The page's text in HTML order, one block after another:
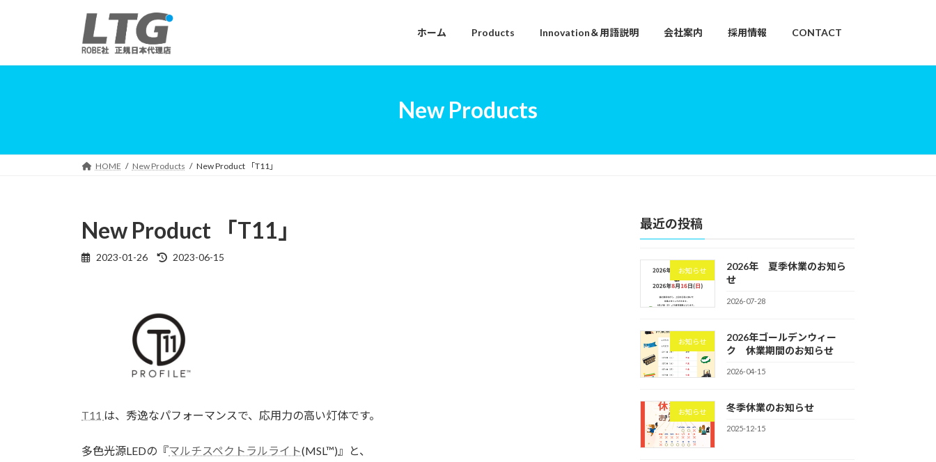
プ
動
ホーム Products Innovation＆用語説明 会社案内 採用情報 CONTACT
New Products
HOME New Products New Product 「T11」
New Product 「T11」
2023-01-26
最
時
:
2023-06-15
T11 は、秀逸なパフォーマンスで、応用力の高い灯体です。
多色光源LEDの『マルチスペクトラルライト(MSL™)』と、
最近の投稿
お知らせ
2026年 夏季休業のお知ら
せ
2026-07-28
お知らせ
2026年ゴールデンウィー
ク 休業期間のお知らせ
2026-04-15
お知らせ 冬季休業のお知らせ
2025-12-15